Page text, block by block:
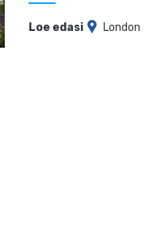
Loe edasi London